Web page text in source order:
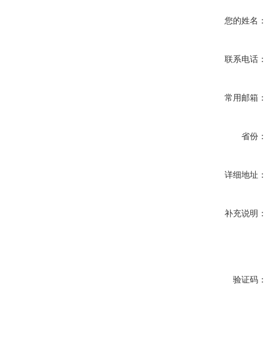
您的姓名：
联系电话：
常用邮箱：
省份：
详细地址：
补充说明：
验证码：